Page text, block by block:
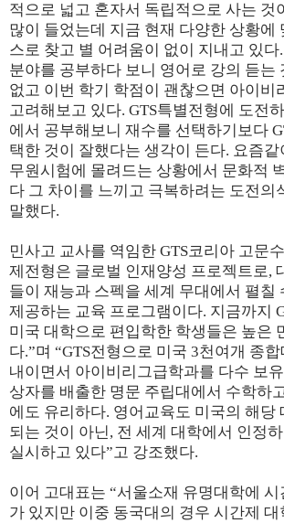
적으로 넓고 혼자서 독립적으로 사는 것
많이 들었는데 지금 현재 다양한 상황에
스로 찾고 별 어려움이 없이 지내고 있다
분야를 공부하다 보니 영어로 강의 듣는
없고 이번 학기 학점이 괜찮으면 아이비
고려해보고 있다. GTS특별전형에 도전
에서 공부해보니 재수를 선택하기보다
택한 것이 잘했다는 생각이 든다. 요즘
무원시험에 몰려드는 상황에서 문화적
다 그 차이를 느끼고 극복하려는 도전의
말했다.
민사고 교사를 역임한 GTS코리아 고문
제전형은 글로벌 인재양성 프로젝트로,
들이 재능과 스펙을 세계 무대에서 펼칠
제공하는 교육 프로그램이다. 지금까지
미국 대학으로 편입학한 학생들은 높은
다.”며 “GTS전형으로 미국 3천여개 종
내이면서 아이비리그급학과를 다수 보
상자를 배출한 명문 주립대에서 수학하
에도 유리하다. 영어교육도 미국의 해당
되는 것이 아닌, 전 세계 대학에서 인정
실시하고 있다”고 강조했다.
이어 고대표는 “서울소재 유명대학에
가 있지만 이중 동국대의 경우 시간제